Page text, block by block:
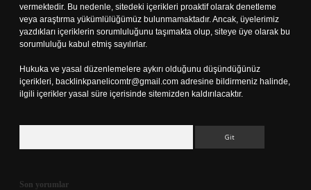
vermektedir. Bu nedenle, sitedeki içerikleri proaktif olarak denetleme
veya araştırma yükümlülüğümüz bulunmamaktadır. Ancak, üyelerimiz
yazdıkları içeriklerin sorumluluğunu taşımakta olup, siteye üye olarak bu
sorumluluğu kabul etmiş sayılırlar.
Hukuka ve yasal düzenlemelere aykırı olduğunu düşündüğünüz
içerikleri, backlinkpanelicomtr@gmail.com adresine bildirmeniz halinde,
ilgili içerikler yasal süre içerisinde sitemizden kaldırılacaktır.
Son yorumlar